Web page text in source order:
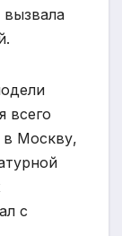
всего
в Москву,
с